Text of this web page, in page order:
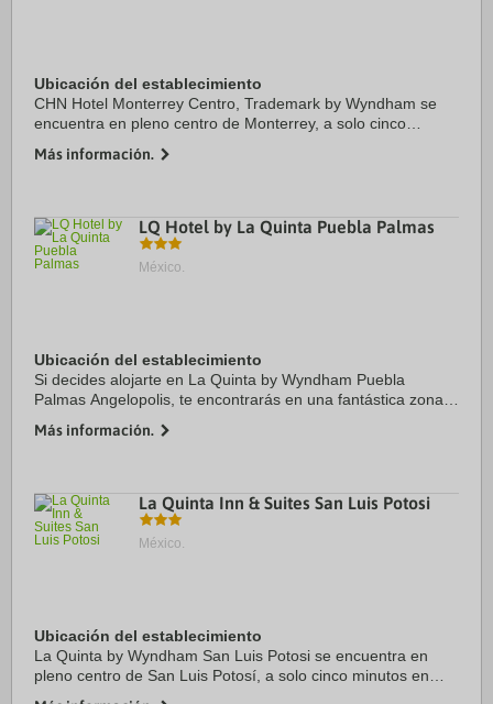
Ubicación del establecimiento
CHN Hotel Monterrey Centro, Trademark by Wyndham se
encuentra en pleno centro de Monterrey, a solo cinco
exposiciones Convex. Además, este hotel se ...
Más información.
LQ Hotel by La Quinta Puebla Palmas
México.
Ubicación del establecimiento
Si decides alojarte en La Quinta by Wyndham Puebla
Palmas Angelopolis, te encontrarás en una fantástica zona
coche de Centro comercial Angelopolis y ...
Más información.
La Quinta Inn & Suites San Luis Potosi
México.
Ubicación del establecimiento
La Quinta by Wyndham San Luis Potosi se encuentra en
pleno centro de San Luis Potosí, a solo cinco minutos en